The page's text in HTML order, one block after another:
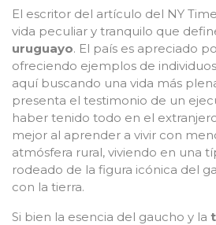
El escritor del artículo del NY
vida peculiar y tranquilo que
uruguayo. El país es apreciado
ofreciendo ejemplos de
aquí buscando una vida más
presenta el testimonio de un
haber tenido todo en el
mejor al aprender a vivir con
atmósfera rural, viviendo en una
rodeado de la figura icónica del
con la tierra.
Si bien la esencia del gaucho y la